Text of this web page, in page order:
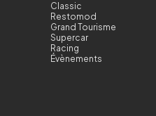
Classic
Restomod
Grand Tourisme
Supercar
Racing
Évènements